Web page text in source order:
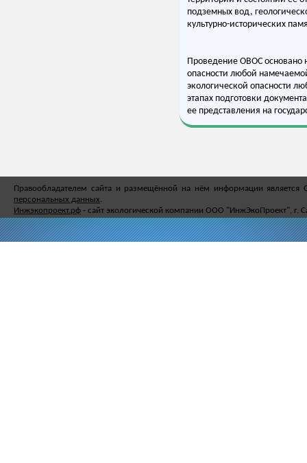
подземных вод,
культурно-исторических
Проведение ОВОС основано
опасности любой
экологической опасности
этапах подготовки
ее представления на
Правообладателем сайта и размещённой на нём информации
персональных данных.
Инжэкопроект.рф - сайт экологической компании ООО "ИнжЭкоПроект", г.